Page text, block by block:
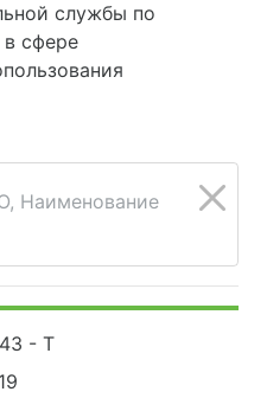
службы по
в сфере
Наименование
- Т